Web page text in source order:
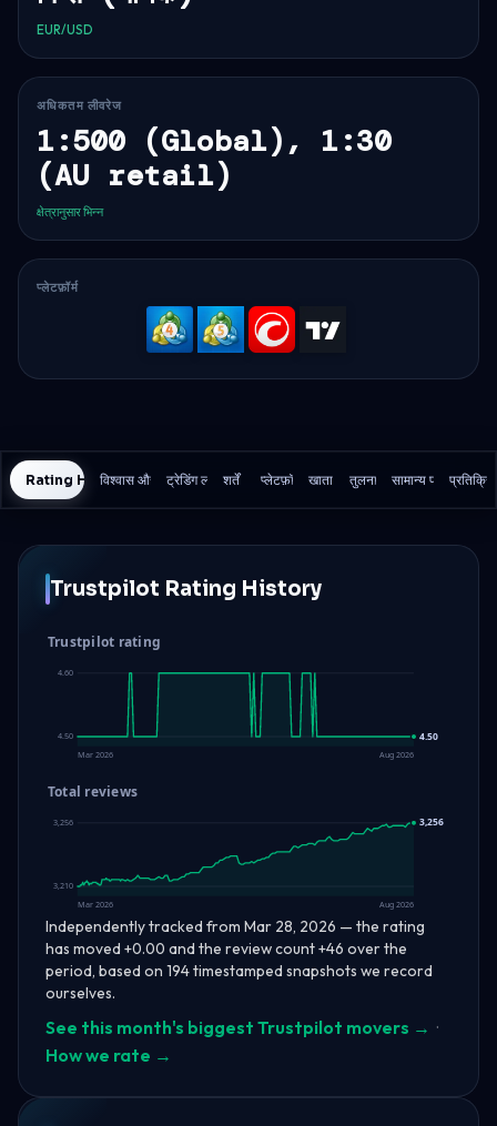
EUR/USD
अधिकतम लीवरेज
1:500 (Global), 1:30
(AU retail)
क्षेत्रानुसार भिन्न
प्लेटफ़ॉर्म
MetaTrader
4
MetaTrader
5
cTrader
Rating Historyविश्वास और सुरक्षाट्रेडिंग लागतशर्तें प्लेटफ़ॉर्म खाता तुलना सामान्य प्रश्न
Trustpilot Rating History
Trustpilot rating
4.60
4.50 4.50
Mar 2026 Aug 2026
Total reviews
3,256
3,210
3,256
Mar 2026 Aug 2026
Independently tracked from Mar 28, 2026 — the rating
has moved +0.00 and the review count +46 over the
period, based on 194 timestamped snapshots we record
ourselves.
See this month's biggest Trustpilot movers → ·
How we rate →